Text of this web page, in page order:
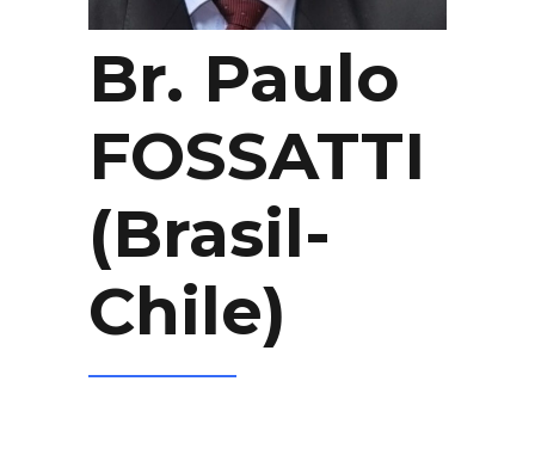
Br. Paulo
FOSSATTI
(Brasil-
Chile)